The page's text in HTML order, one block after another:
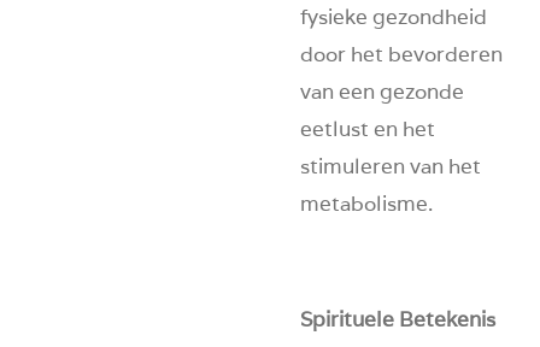
fysieke gezondheid
door het bevorderen
van een gezonde
eetlust en het
stimuleren van het
metabolisme.
Spirituele Betekenis